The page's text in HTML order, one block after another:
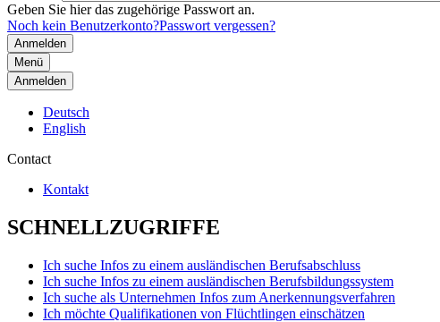
Geben Sie hier das zugehörige Passwort an.
Noch kein Benutzerkonto?Passwort vergessen?
Menü
Anmelden
Deutsch
English
Contact
Kontakt
SCHNELLZUGRIFFE
Ich suche Infos zu einem ausländischen Berufsabschluss
Ich suche Infos zu einem ausländischen Berufsbildungssystem
Ich suche als Unternehmen Infos zum Anerkennungsverfahren
Ich möchte Qualifikationen von Flüchtlingen einschätzen